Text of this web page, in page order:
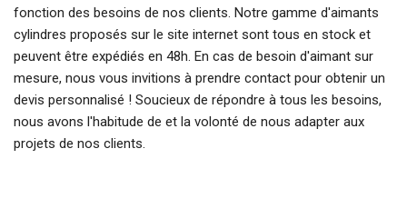
fonction des besoins de nos clients. Notre gamme d'aimants
cylindres proposés sur le site internet sont tous en stock et
peuvent être expédiés en 48h. En cas de besoin d'aimant sur
mesure, nous vous invitions à prendre contact pour obtenir un
devis personnalisé ! Soucieux de répondre à tous les besoins,
nous avons l'habitude de et la volonté de nous adapter aux
projets de nos clients.